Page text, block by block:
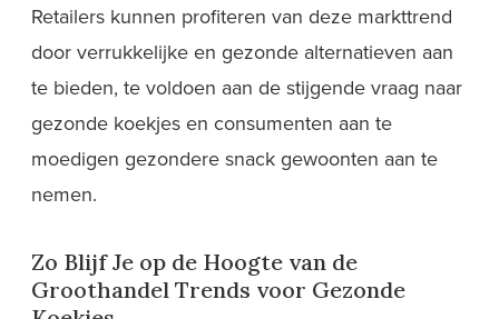
Retailers kunnen profiteren van deze markttrend
door verrukkelijke en gezonde alternatieven aan
te bieden, te voldoen aan de stijgende vraag naar
gezonde koekjes en consumenten aan te
moedigen gezondere snack gewoonten aan te
nemen.
Zo Blijf Je op de Hoogte van de
Groothandel Trends voor Gezonde